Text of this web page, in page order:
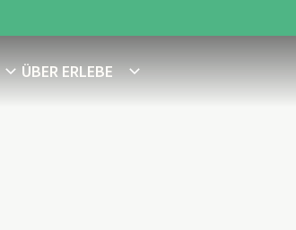
ÜBER ERLEBE